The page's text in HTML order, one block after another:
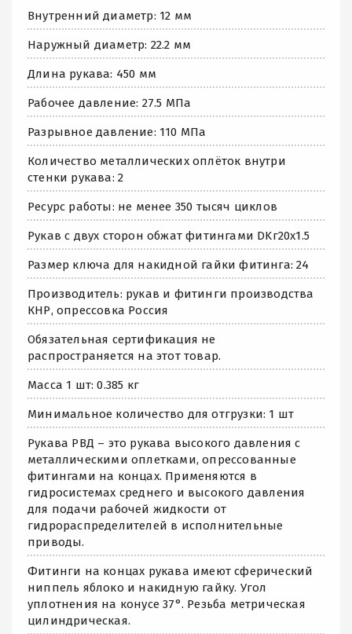
Внутренний диаметр: 12 мм
Наружный диаметр: 22.2 мм
Длина рукава: 450 мм
Рабочее давление: 27.5 МПа
Разрывное давление: 110 МПа
Количество металлических оплёток внутри
стенки рукава: 2
Ресурс работы: не менее 350 тысяч циклов
Рукав с двух сторон обжат фитингами DKг20х1.5
Размер ключа для накидной гайки фитинга: 24
Производитель: рукав и фитинги производства
КНР, опрессовка Россия
Обязательная сертификация не
распространяется на этот товар.
Масса 1 шт: 0.385 кг
Минимальное количество для отгрузки: 1 шт
Рукава РВД – это рукава высокого давления с
металлическими оплетками, опрессованные
фитингами на концах. Применяются в
гидросистемах среднего и высокого давления
для подачи рабочей жидкости от
гидрораспределителей в исполнительные
приводы.
Фитинги на концах рукава имеют сферический
ниппель яблоко и накидную гайку. Угол
уплотнения на конусе 37°. Резьба метрическая
цилиндрическая.